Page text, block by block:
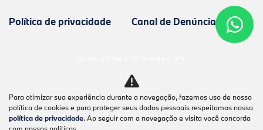
Política de privacidade Canal de Denúncias
No trânsito, enxergar o outro salva
Para otimizar sua experiência durante a navegação, fazemos uso de nossa
política de cookies e para proteger seus dados pessoais respeitamos nossa
política de privacidade. Ao seguir com a navegação e visita você concorda